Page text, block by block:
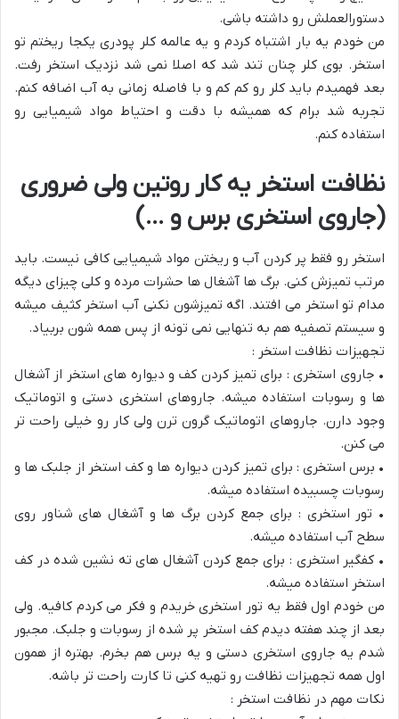
دستورالعملش رو داشته باشی.
من خودم یه بار اشتباه کردم و یه عالمه کلر پودری یکجا ریختم تو
استخر. بوی کلر چنان تند شد که اصلا نمی شد نزدیک استخر رفت.
بعد فهمیدم باید کلر رو کم کم و با فاصله زمانی به آب اضافه کنم.
تجربه شد برام که همیشه با دقت و احتیاط مواد شیمیایی رو
استفاده کنم.
نظافت استخر یه کار روتین ولی ضروری
(جاروی استخری برس و …)
استخر رو فقط پر کردن آب و ریختن مواد شیمیایی کافی نیست. باید
مرتب تمیزش کنی. برگ ها آشغال ها حشرات مرده و کلی چیزای دیگه
مدام تو استخر می افتند. اگه تمیزشون نکنی آب استخر کثیف میشه
و سیستم تصفیه هم به تنهایی نمی تونه از پس همه شون بربیاد.
تجهیزات نظافت استخر :
• جاروی استخری : برای تمیز کردن کف و دیواره های استخر از آشغال
ها و رسوبات استفاده میشه. جاروهای استخری دستی و اتوماتیک
وجود دارن. جاروهای اتوماتیک گرون ترن ولی کار رو خیلی راحت تر
می کنن.
• برس استخری : برای تمیز کردن دیواره ها و کف استخر از جلبک ها و
رسوبات چسبیده استفاده میشه.
• تور استخری : برای جمع کردن برگ ها و آشغال های شناور روی
سطح آب استفاده میشه.
• کفگیر استخری : برای جمع کردن آشغال های ته نشین شده در کف
استخر استفاده میشه.
من خودم اول فقط یه تور استخری خریدم و فکر می کردم کافیه. ولی
بعد از چند هفته دیدم کف استخر پر شده از رسوبات و جلبک. مجبور
شدم یه جاروی استخری دستی و یه برس هم بخرم. بهتره از همون
اول همه تجهیزات نظافت رو تهیه کنی تا کارت راحت تر باشه.
نکات مهم در نظافت استخر :